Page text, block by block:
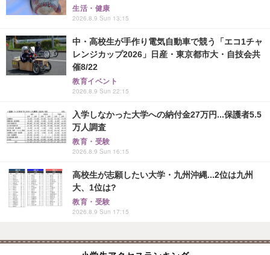
生活・健康
2026.8.9 Sun 13:15
中・高校生が手作り電気自動車で競う「エコ1チャ
レンジカップ2026」日産・東京都市大・自技会共
催8/22
教育イベント
2026.8.9 Sun 22:15
入学しなかった大学への納付金27万円...保護者5.5
万人調査
教育・受験
2026.8.9 Sun 16:15
高校生が志願したい大学・九州沖縄...2位は九州
大、1位は?
教育・受験
2026.8.9 Sun 17:15